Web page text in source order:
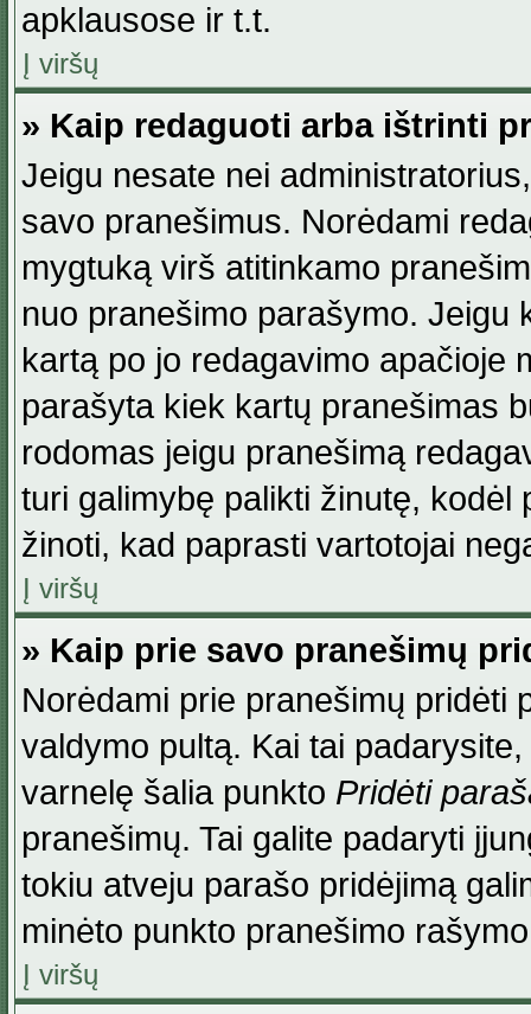
apklausose ir t.t.
Į viršų
» Kaip redaguoti arba ištrinti
Jeigu nesate nei
savo pranešimus. Norėdami
mygtuką virš atitinkamo
nuo pranešimo parašymo. Jeigu
kartą po jo redagavimo apačioje
parašyta kiek kartų pranešimas
rodomas jeigu pranešimą
turi galimybę palikti žinutę, kodėl
žinoti, kad paprasti vartotojai
Į viršų
» Kaip prie savo pranešimų
Norėdami prie pranešimų pridėti
valdymo pultą. Kai tai
varnelę šalia punkto Pridėti
pranešimų. Tai galite padaryti
tokiu atveju parašo pridėjimą
minėto punkto pranešimo
Į viršų